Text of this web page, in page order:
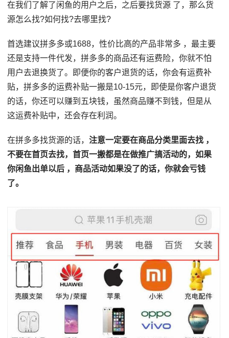
在我们了解了闲鱼的用户之后，之后要找货源 了，那么货
源怎么找?如何找?去哪里找?
首选建议拼多多或1688，性价比高的产品非常多 ，最主要
还是支持一件代发，拼多多的商品还有运费险，你就不怕
用户去退换货了。即便你的客户退货的话，你会有运费补
贴，拼多多的运费补贴一搬是10-15元，即使是你客户退货
的话，你还可以赚到五块钱，虽然商品赚不到钱，但是从
这运费补贴中，还会存在利润。
在拼多多找货源的话，注意一定要在商品分类里面去找 ，
不要在首页去找，首页一搬都是在做推广搞活动的，如果
你闲鱼出单以后 ，商品活动如果没了的话，你就会亏钱
了。